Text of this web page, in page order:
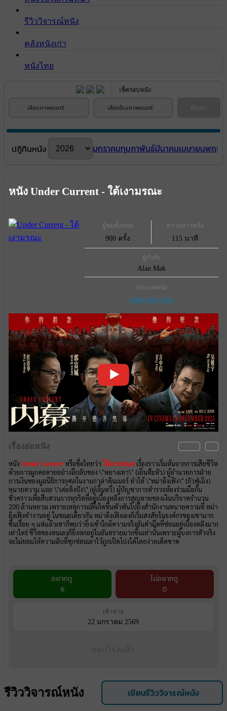
รีวิววิจารณ์หนัง
คลังหนังเก่า
หนังไทย
เช็ครอบหนัง
เลือกภาพยนตร์ เลือกโรงภาพยนตร์
ปฎิทินหนัง มกราคมกุมภาพันธ์มีนาคมเมษายนพฤษ
ผู้ชมทั้งหมด
900 ครั้ง
ความยาวหนัง
115 นาที
ผู้กำกับ
Alan Mak
ประเภทหนัง
หนังอาชญากรรม
หนัง Under Current - ใต้เงามรณะ
เรื่องย่อหนัง
หนัง Under Current หรือชื่อไทยว่าใต้เงามรณะ เรื่องราวเริ่มต้นจากการเสียชีวิต
ด้วยการผูกคอตายอย่างลึกลับของ \"หยางเทา\" (เยิ่นต๊ะหัว) ผู้อำนวยการฝ่าย
การเงินของมูลนิธิการกุศลในงานกาล่าดินเนอร์ ทำให้ \"หม่าอิงเฟิง\" (กัวฟู่เฉิง)
ทนายความ และ \"เค่อติงปัง\" (อู๋เจิ้นหวี่) ผู้บัญชาการตำรวจต้องร่วมมือกัน
ชั่วคราวเพื่อสืบสวนการทุจริตที่อยู่เบื้องหลังการสูญหายของเงินบริจาคจำนวน
200 ล้านหยวน เพราะเหตุการณ์ที่เกิดขึ้นพัวพันไปถึงสำนักงานทนายความที่ หม่า
อิงเฟิงทำงานอยู่ ในขณะเดียวกัน หม่าอิงเฟิงเองก็เริ่มสงสัยในองค์กรของเขามาก
ขึ้นเรื่อย ๆ แต่แล้วเขาก็พบว่ายิ่งเข้าใกล้ความจริงอันดำมืดที่ซ่อนอยู่เบื้องหลังมาก
เท่าไหร่ ชีวิตของตนเองก็ยิ่งตกอยู่ในอันตรายมากขึ้นเท่านั้นเพราะผู้บงการตัวจริง
จะไม่ยอมให้ความลับที่ซุกซ่อนเอาไว้ถูกเปิดโปงได้โดยง่ายเด็ดขาด
อยากดู
6
ไม่อยากดู
0
เข้าฉาย
22 มกราคม 2569
รีวิววิจารณ์หนัง เขียนรีวิววิจารณ์หนัง